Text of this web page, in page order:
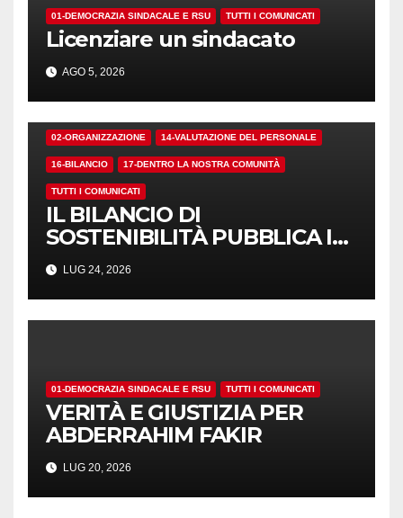
01-DEMOCRAZIA SINDACALE E RSU TUTTI I COMUNICATI
Licenziare un sindacato
AGO 5, 2026
02-ORGANIZZAZIONE 14-VALUTAZIONE DEL PERSONALE
16-BILANCIO 17-DENTRO LA NOSTRA COMUNITÀ
TUTTI I COMUNICATI
IL BILANCIO DI
SOSTENIBILITÀ PUBBLICA I
NUMERI. MA I CRITERI?
LUG 24, 2026
01-DEMOCRAZIA SINDACALE E RSU TUTTI I COMUNICATI
VERITÀ E GIUSTIZIA PER
ABDERRAHIM FAKIR
LUG 20, 2026